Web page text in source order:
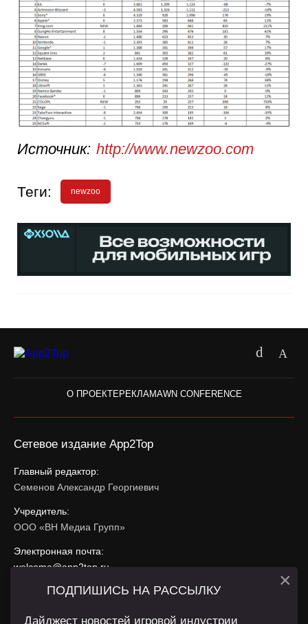
Источник: http://www.newzoo.com
Теги: newzoo
О ПРОЕКТЕРЕКЛАМАWN CONFERENCE
Сетевое издание App2Top
Главный редактор:
Семенов Александр Георгиевич
Учредитель:
ООО «ВН Медиа Групп»
Электронная почта:
welcome@app2top.ru
При использовании материалов активная ссылка на
ПОДПИШИСЬ НА РАССЫЛКУ
Дайджест новостей игровой индустрии
×